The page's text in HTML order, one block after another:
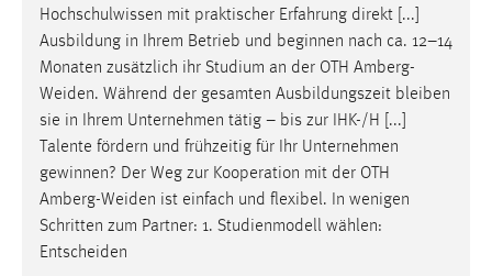
Hochschulwissen mit praktischer Erfahrung direkt [...]
Ausbildung in Ihrem Betrieb und beginnen nach ca. 12–14
Monaten zusätzlich ihr Studium an der OTH Amberg-
Weiden. Während der gesamten Ausbildungszeit bleiben
sie in Ihrem Unternehmen tätig – bis zur IHK-/H [...]
Talente fördern und frühzeitig für Ihr Unternehmen
gewinnen? Der Weg zur Kooperation mit der OTH
Amberg-Weiden ist einfach und flexibel. In wenigen
Schritten zum Partner: 1. Studienmodell wählen:
Entscheiden
Marketing Cookies werden von Drittanbietern
verwendet, um personalisierte Werbung anzuzeigen.
Sie tun dies, indem sie Besucher über Websites
hinweg verfolgen.
Google Ads
Name:
Anbieter: